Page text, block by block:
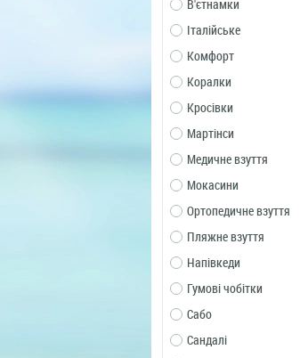
В'єтнамки
Італійське
Комфорт
Коралки
Кросівки
Мартінси
Медичне взуття
Мокасини
Ортопедичне взуття
Пляжне взуття
Напівкеди
Гумові чобітки
Сабо
Сандалі